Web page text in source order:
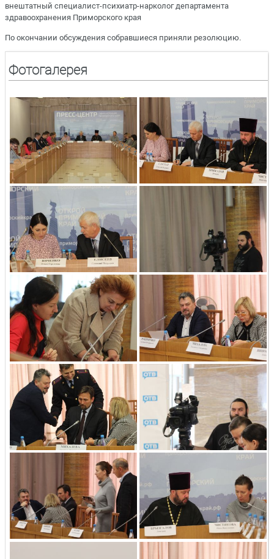
внештатный специалист-психиатр-нарколог департамента
здравоохранения Приморского края
По окончании обсуждения собравшиеся приняли резолюцию.
Фотогалерея